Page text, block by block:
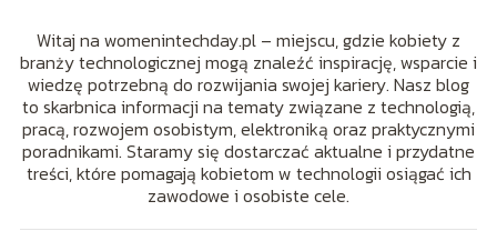
Witaj na womenintechday.pl – miejscu, gdzie kobiety z
branży technologicznej mogą znaleźć inspirację, wsparcie i
wiedzę potrzebną do rozwijania swojej kariery. Nasz blog
to skarbnica informacji na tematy związane z technologią,
pracą, rozwojem osobistym, elektroniką oraz praktycznymi
poradnikami. Staramy się dostarczać aktualne i przydatne
treści, które pomagają kobietom w technologii osiągać ich
zawodowe i osobiste cele.